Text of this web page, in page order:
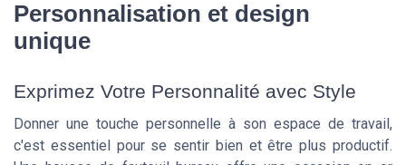
Personnalisation et design
unique
Exprimez Votre Personnalité avec Style
Donner une touche personnelle à son espace de travail,
c'est essentiel pour se sentir bien et être plus productif.